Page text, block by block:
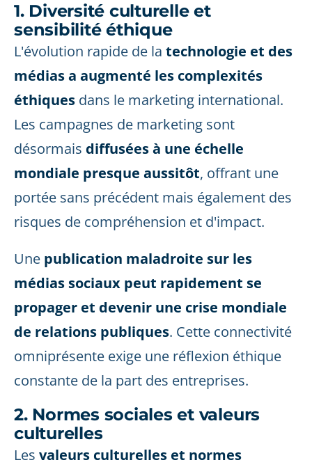
1. Diversité culturelle et
sensibilité éthique
L'évolution rapide de la technologie et des
médias a augmenté les complexités
éthiques dans le marketing international.
Les campagnes de marketing sont
désormais diffusées à une échelle
mondiale presque aussitôt, offrant une
portée sans précédent mais également des
risques de compréhension et d'impact.
Une publication maladroite sur les
médias sociaux peut rapidement se
propager et devenir une crise mondiale
de relations publiques. Cette connectivité
omniprésente exige une réflexion éthique
constante de la part des entreprises.
2. Normes sociales et valeurs
culturelles
Les valeurs culturelles et normes